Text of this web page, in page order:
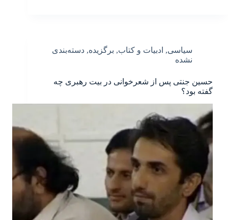
سیاسی, ادبیات و کتاب, برگزیده, دسته‌بندی
نشده
حسین جنتی پس از شعرخوانی در بیت رهبری چه
گفته بود؟